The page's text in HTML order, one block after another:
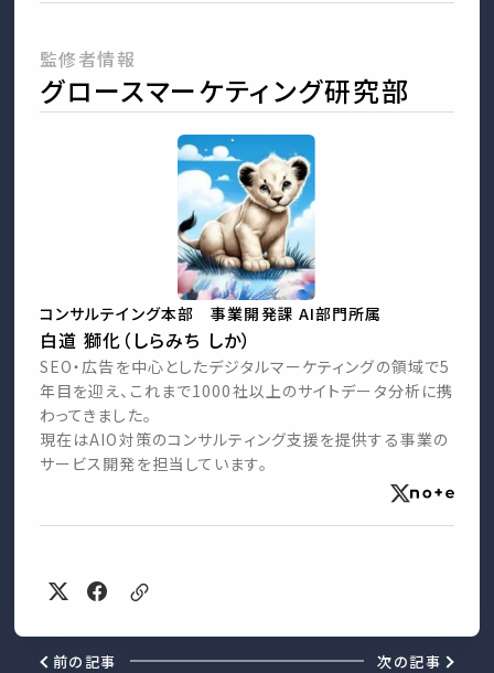
監修者情報
グロースマーケティング研究部
コンサルテイング本部 事業開発課 AI部門所属
白道 獅化（しらみち しか）
SEO・広告を中心としたデジタルマーケティングの領域で5
年目を迎え、これまで1000社以上のサイトデータ分析に携
わってきました。
現在はAIO対策のコンサルティング支援を提供する事業の
サービス開発を担当しています。
前の記事 次の記事